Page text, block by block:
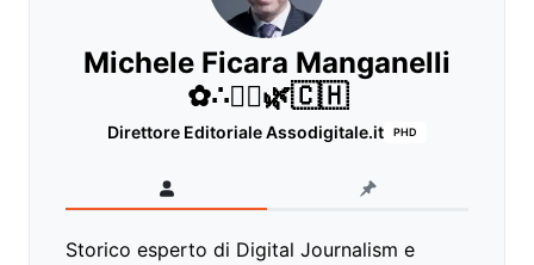
Michele Ficara Manganelli
✿∴♛🌿🇨🇭
Direttore Editoriale Assodigitale.it PHD
Storico esperto di Digital Journalism e